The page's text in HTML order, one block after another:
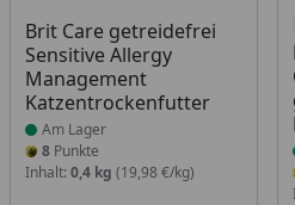
Brit Care getreidefrei
Sensitive Allergy
Management
Katzentrockenfutter
Produkt am Lager
Am Lager
8 Punkte
Inhalt: 0,4 kg (19,98 €/kg)